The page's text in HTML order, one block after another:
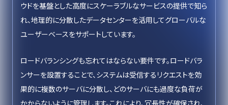
ウドを基盤とした高度にスケーラブルなサービスの提供で知ら
れ、地理的に分散したデータセンターを活用してグローバルな
ユーザーベースをサポートしています。
ロードバランシングも忘れてはならない要件です。ロードバラ
ンサーを設置することで、システムは受信するリクエストを効
果的に複数のサーバに分散し、どのサーバにも過度な負荷が
かからないように管理します。これにより、冗長性が確保され、